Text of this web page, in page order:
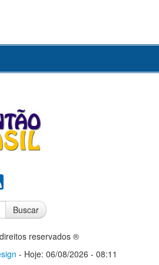
Buscar
reservados ®
- Hoje: 06/08/2026 - 08:11